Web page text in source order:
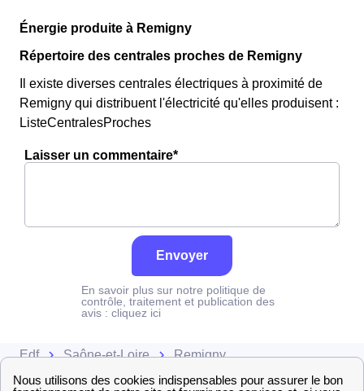
Énergie produite à Remigny
Répertoire des centrales proches de Remigny
Il existe diverses centrales électriques à proximité de
Remigny qui distribuent l'électricité qu'elles produisent :
ListeCentralesProches
Laisser un commentaire*
Envoyer
En savoir plus sur notre politique de
contrôle, traitement et publication des
avis : cliquez ici
Edf Saône-et-Loire Remigny